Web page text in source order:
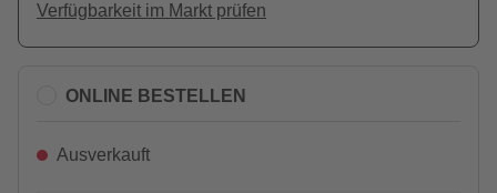
Verfügbarkeit im Markt prüfen
ONLINE BESTELLEN
Ausverkauft